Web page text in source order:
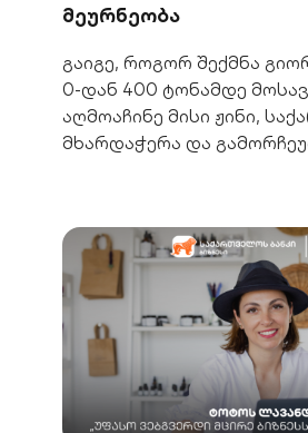
მეურნეობა
გაიგე, როგორ შექმნა
0-დან 400 ტონამდე
აღმოაჩინე მისი ჟინი,
მხარდაჭერა და